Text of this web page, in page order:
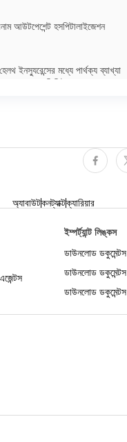
আউটপেশেন্ট হসপিটালাইজেশন
ইনস্যুরেন্সের মধ্যে পার্থক্য ব্যাখ্যা
করা হয়েছে | ডিজিট
প্রকারভেদ: 7 রকমের মেডিক্যাল
জন্য হেলথ ইন্স্যুরেন্স
সঞ্জীবনী হেলথ ইন্স্যুরেন্স পলিসি, ₹201/
মাস* থেকে শুরু
অ্যাবাউটকনট্যাক্টক্যারিয়ার
ইম্পর্ট্যান্ট লিঙ্কস
ডাউনলোড ডকুমেন্টস
ডাউনলোড ডকুমেন্টস
ডাউনলোড ডকুমেন্টস